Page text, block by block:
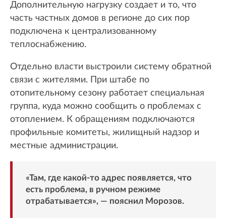
Дополнительную нагрузку создает и то, что
часть частных домов в регионе до сих пор
подключена к централизованному
теплоснабжению.
Отдельно власти выстроили систему обратной
связи с жителями. При штабе по
отопительному сезону работает специальная
группа, куда можно сообщить о проблемах с
отоплением. К обращениям подключаются
профильные комитеты, жилищный надзор и
местные администрации.
«Там, где какой-то адрес появляется, что
есть проблема, в ручном режиме
отрабатывается», — пояснил Морозов.